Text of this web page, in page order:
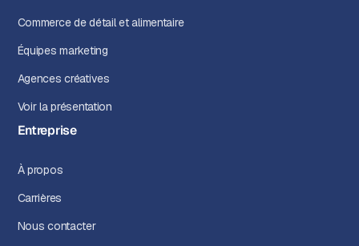
Commerce de détail et alimentaire
Équipes marketing
Agences créatives
Voir la présentation
Entreprise
À propos
Carrières
Nous contacter